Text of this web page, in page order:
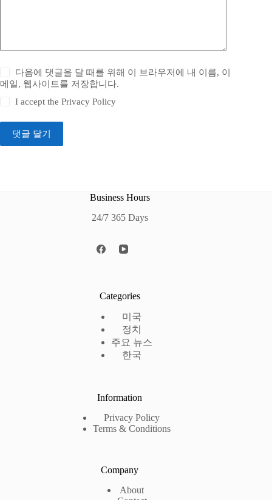
다음에 댓글을 달 때를 위해 이 브라우저에 내 이름, 이
메일, 웹사이트를 저장합니다.
I accept thePrivacy Policy
댓글 달기
Business Hours
24/7 365 Days
Categories
미국
정치
주요 뉴스
한국
Information
Privacy Policy
Terms & Conditions
Company
About